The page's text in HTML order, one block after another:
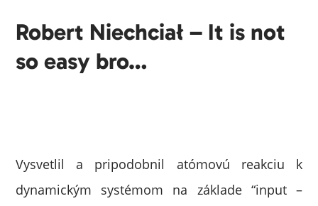
Robert Niechciał – It is not
so easy bro…
Vysvetlil a pripodobnil atómovú reakciu k
dynamickým systémom na základe “input –